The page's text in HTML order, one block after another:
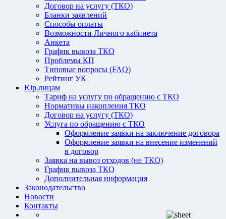
Договор на услугу (ТКО)
Бланки заявлений
Способы оплаты
Возможности Личного кабинета
Анкета
График вывоза ТКО
Проблемы КП
Типовые вопросы (FAQ)
Рейтинг УК
Юр.лицам
Тариф на услугу по обращению с ТКО
Нормативы накопления ТКО
Договор на услугу (ТКО)
Услуга по обращению с ТКО
Оформление заявки на заключение договора
Оформление заявки на внесение изменений
в договор
Заявка на вывоз отходов (не ТКО)
График вывоза ТКО
Дополнительная информация
Законодательство
Новости
Контакты